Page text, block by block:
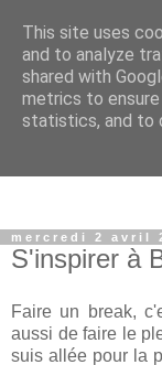
mercredi 2 avril
S'inspirer à
Faire un break,
aussi de faire le
suis allée pour la
This site uses
and to analyze
shared with
metrics to
statistics, and to